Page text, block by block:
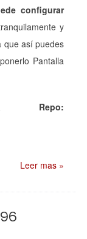
configurar
y
que así puedes
Pantalla
Repo:
Leer mas »